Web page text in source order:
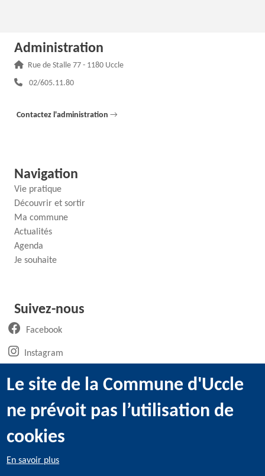
Administration
Adresse :
Rue de Stalle 77 - 1180 Uccle
Téléphone :
02/605.11.80
Contactez l'administration →
Navigation
Vie pratique
Découvrir et sortir
Ma commune
Actualités
Agenda
Je souhaite
Suivez-nous
Facebook(ouvre un nouvel onglet)
Instagram(ouvre un nouvel onglet)
LinkedIn
Youtube(ouvre un nouvel onglet)
Le site de la Commune d'Uccle
ne prévoit pas l’utilisation de
cookies
En savoir plus